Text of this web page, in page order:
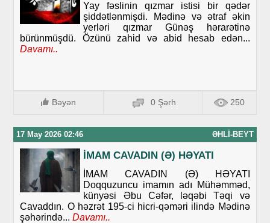
Yay fəslinin qızmar istisi bir qədər
şiddətlənmişdi. Mədinə və ətraf əkin
yerləri qızmar Günəş hərarətinə
bürünmüşdü. Özünü zahid və abid hesab edən...
Davamı..
Bəyən 0 Şərh 250
17 May 2026 02:46 ƏHLI-BEYT
İMAM CAVADIN (Ə) HƏYATI
İMAM CAVADIN (Ə) HƏYATI
Doqquzuncu imamın adı Mühəmməd,
künyəsi Əbu Cəfər, ləqəbi Təqi və
Cavaddın. O həzrət 195-ci hicri-qəməri ilində Mədinə
şəhərində... Davamı..